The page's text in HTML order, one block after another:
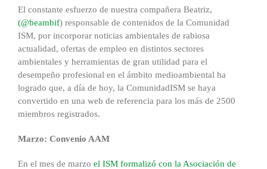
El constante esfuerzo de nuestra compañera Beatriz,
(@beambif) responsable de contenidos de la Comunidad
ISM, por incorporar noticias ambientales de rabiosa
actualidad, ofertas de empleo en distintos sectores
ambientales y herramientas de gran utilidad para el
desempeño profesional en el ámbito medioambiental ha
logrado que, a día de hoy, la ComunidadISM se haya
convertido en una web de referencia para los más de 2500
miembros registrados.
Marzo: Convenio AAM
En el mes de marzo el ISM formalizó con la Asociación de